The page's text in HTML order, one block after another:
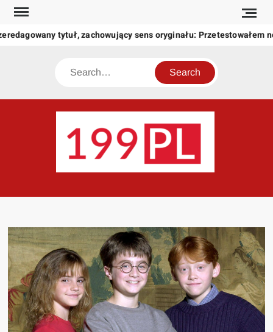
Skip
content
tytuł, zachowujący sens oryginału: Przetestowałem
Search
świat